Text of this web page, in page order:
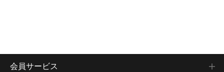
会員サービス